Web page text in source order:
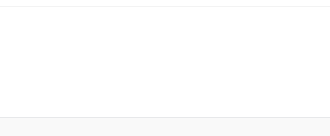
Купить в 1 клик Сравнение